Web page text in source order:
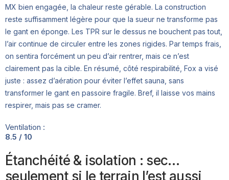
MX bien engagée, la chaleur reste gérable. La construction
reste suffisamment légère pour que la sueur ne transforme pas
le gant en éponge. Les TPR sur le dessus ne bouchent pas tout,
l’air continue de circuler entre les zones rigides. Par temps frais,
on sentira forcément un peu d’air rentrer, mais ce n’est
clairement pas la cible. En résumé, côté respirabilité, Fox a visé
juste : assez d’aération pour éviter l’effet sauna, sans
transformer le gant en passoire fragile. Bref, il laisse vos mains
respirer, mais pas se cramer.
Ventilation :
8.5 / 10
Étanchéité & isolation : sec…
seulement si le terrain l’est aussi